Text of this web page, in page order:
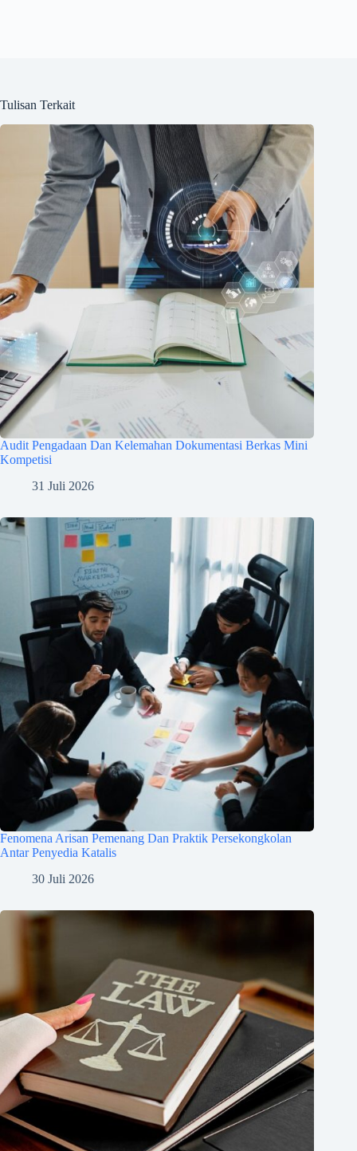
Tulisan Terkait
Audit Pengadaan Dan Kelemahan Dokumentasi Berkas Mini
Kompetisi
31 Juli 2026
Fenomena Arisan Pemenang Dan Praktik Persekongkolan
Antar Penyedia Katalis
30 Juli 2026